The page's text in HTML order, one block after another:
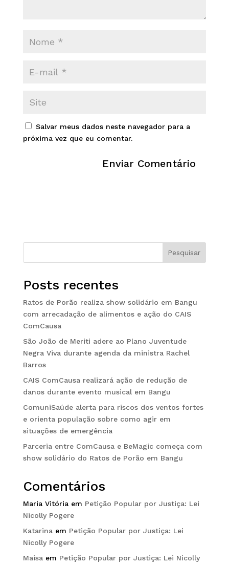
Salvar meus dados neste navegador para a
próxima vez que eu comentar.
Pesquisar
Posts recentes
Ratos de Porão realiza show solidário em Bangu
com arrecadação de alimentos e ação do CAIS
ComCausa
São João de Meriti adere ao Plano Juventude
Negra Viva durante agenda da ministra Rachel
Barros
CAIS ComCausa realizará ação de redução de
danos durante evento musical em Bangu
ComuniSaúde alerta para riscos dos ventos fortes
e orienta população sobre como agir em
situações de emergência
Parceria entre ComCausa e BeMagic começa com
show solidário do Ratos de Porão em Bangu
Comentários
Maria Vitóriaem Petição Popular por Justiça: Lei
Nicolly Pogere
Katarinaem Petição Popular por Justiça: Lei
Nicolly Pogere
Maisaem Petição Popular por Justiça: Lei Nicolly